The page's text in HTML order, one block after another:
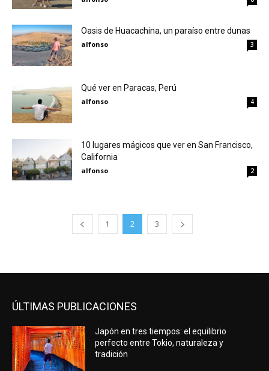
Oasis de Huacachina, un paraíso entre dunas
alfonso 3
Qué ver en Paracas, Perú
alfonso 4
10 lugares mágicos que ver en San Francisco,
California
alfonso 2
1 2 3
ÚLTIMAS PUBLICACIONES
Japón en tres tiempos: el equilibrio
perfecto entre Tokio, naturaleza y
tradición